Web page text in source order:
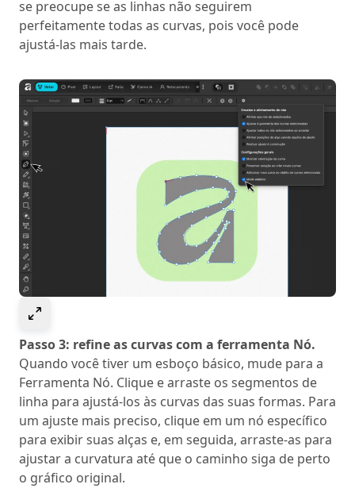
se preocupe se as linhas não seguirem
perfeitamente todas as curvas, pois você pode
ajustá-las mais tarde.
Passo 3: refine as curvas com a ferramenta Nó.
Quando você tiver um esboço básico, mude para a
Ferramenta Nó. Clique e arraste os segmentos de
linha para ajustá-los às curvas das suas formas. Para
um ajuste mais preciso, clique em um nó específico
para exibir suas alças e, em seguida, arraste-as para
ajustar a curvatura até que o caminho siga de perto
o gráfico original.